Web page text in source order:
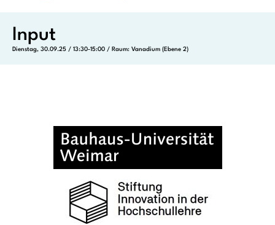
Input
Dienstag, 30.09.25 / 13:30-15:00 / Raum: Vanadium (Ebene 2)